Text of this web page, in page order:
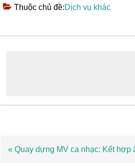
Thuộc chủ đề:Dịch vụ khác
Bài
« Quay dựng MV ca nhạc: Kết hợp